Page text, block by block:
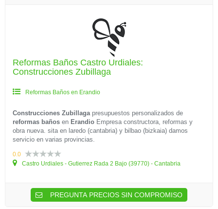
Reformas Baños Castro Urdiales:
Construcciones Zubillaga
Reformas Baños en Erandio
Construcciones Zubillagapresupuestos personalizados de
reformas baños en Erandio Empresa constructora, reformas y
obra nueva. sita en laredo (cantabria) y bilbao (bizkaia) damos
servicio en varias provincias.
0.0
Castro Urdiales - Gutierrez Rada 2 Bajo (39770) - Cantabria
PREGUNTA PRECIOS SIN COMPROMISO